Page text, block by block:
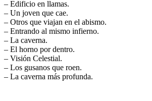
– Edificio en llamas.
– Un joven que cae.
– Otros que viajan en el abismo.
– Entrando al mismo infierno.
– La caverna.
– El horno por dentro.
– Visión Celestial.
– Los gusanos que roen.
– La caverna más profunda.